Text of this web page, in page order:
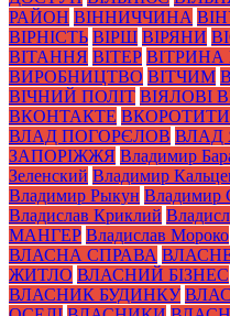
РАЙОН ВІННИЧЧИНА
ВІРНІСТЬ ВІРШ ВІРЯНИ
ВІТАННЯ ВІТЕР
ВИРОБНИЦТВО ВІТЧИМ
ВІЧНИЙ ПОЛІТ ВІЯЛОВІ
ВКОНТАКТЕ ВКОРОТИТИ
ВЛАД ПОГОРЄЛОВ ВЛАД
ЗАПОРІЖЖЯ Владимир
Зеленский Владимир
Владимир Рыкун Владимир
Владислав Криклий
МАНГЕР Владислав Мороко
ВЛАСНА СПРАВА
ЖИТЛО ВЛАСНИЙ БІЗНЕС
ВЛАСНИК БУДИНКУ